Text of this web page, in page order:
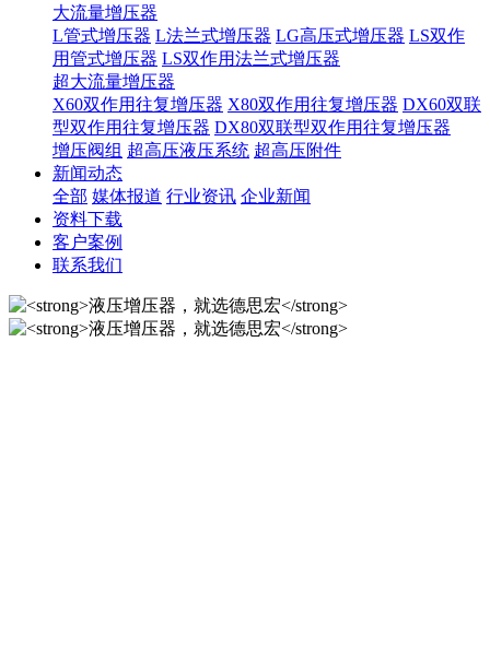
大流量增压器
L管式增压器 L法兰式增压器 LG高压式增压器 LS双作
用管式增压器 LS双作用法兰式增压器
超大流量增压器
X60双作用往复增压器 X80双作用往复增压器 DX60双联
型双作用往复增压器 DX80双联型双作用往复增压器
增压阀组 超高压液压系统 超高压附件
新闻动态
全部 媒体报道 行业资讯 企业新闻
资料下载
客户案例
联系我们